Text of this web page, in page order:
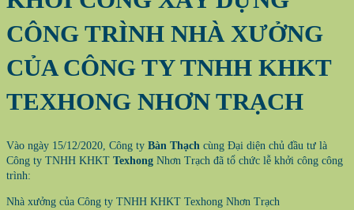
CÔNG TRÌNH NHÀ XƯỞNG
CỦA CÔNG TY TNHH KHKT
TEXHONG NHƠN TRẠCH
Vào ngày 15/12/2020, Công ty Bàn Thạch cùng Đại diện chủ đầu tư là
Công ty TNHH KHKT Texhong Nhơn Trạch đã tổ chức lễ khởi công công
trình:
Nhà xưởng của Công ty TNHH KHKT Texhong Nhơn Trạch